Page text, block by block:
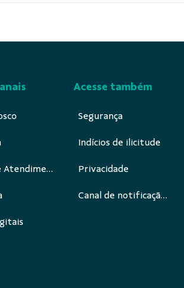
Canais de Atendimento
Acesse também
Segurança
Indícios de ilicitude
Privacidade
Canal de notificação ECA Digital